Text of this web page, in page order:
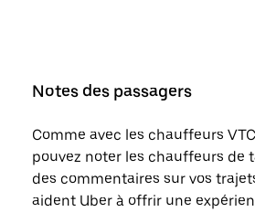
Notes des passagers
Comme avec les chauffeurs
pouvez noter les chauffeurs de
des commentaires sur vos
aident Uber à offrir une